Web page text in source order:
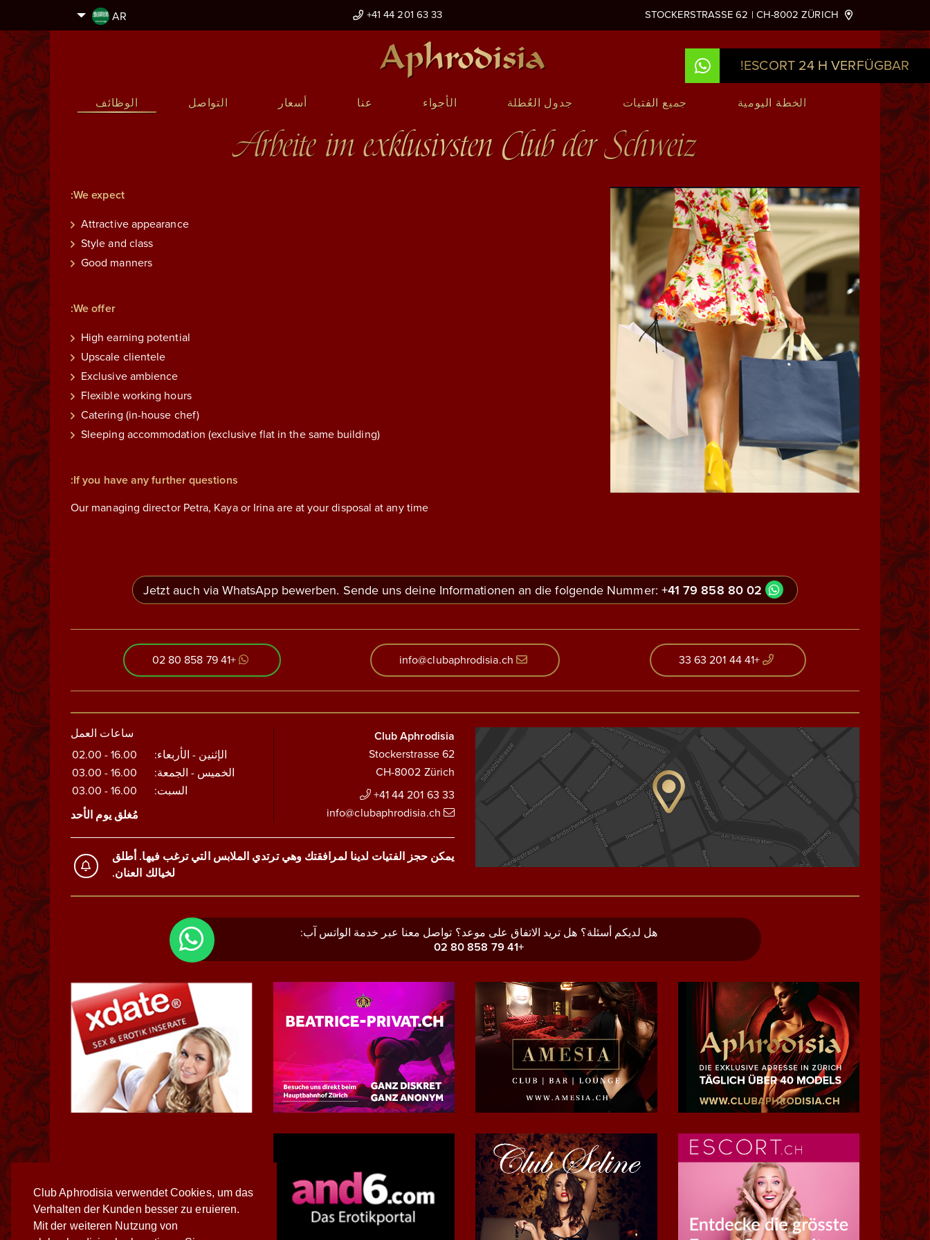
Club Aphrodisia verwendet Cookies, um das
Verhalten der Kunden besser zu eruieren.
Mit der weiteren Nutzung von
ESCORT 24 H VERFÜGBAR!
STOCKERSTRASSE 62 | CH-8002 ZÜRICH
+41 44 201 63 33
AR
Hauptnavigation
الخطة اليومية جميع الفتيات جدول العُطلة الأجواء عنا أسعار التواصل الوظائف
Arbeite im exklusivsten Club der Schweiz
We expect:
Attractive appearance
Style and class
Good manners
We offer:
High earning potential
Upscale clientele
Exclusive ambience
Flexible working hours
Catering (in-house chef)
Sleeping accommodation (exclusive flat in the same building)
If you have any further questions:
Our managing director Petra, Kaya or Irina are at your disposal at any time
Jetzt auch via WhatsApp bewerben. Sende uns deine Informationen an die folgende Nummer:
+41 79 858 80 02
+41 44 201 63 33
info@clubaphrodisia.ch
+41 79 858 80 02
Club Aphrodisia
Stockerstrasse 62
CH-8002 Zürich
+41 44 201 63 33
info@clubaphrodisia.ch
ساعات العمل
الإثنين - الأربعاء:
16.00 - 02.00
الخميس - الجمعة:
16.00 - 03.00
السبت:
16.00 - 03.00
مُغلق يوم الأحد
يمكن حجز الفتيات لدينا لمرافقتك وهي ترتدي الملابس التي ترغب فيها. أطلق
لخيالك العنان.
هل لديكم أسئلة؟ هل تريد الاتفاق على موعد؟ تواصل معنا عبر خدمة الواتس آب:
+41 79 858 80 02